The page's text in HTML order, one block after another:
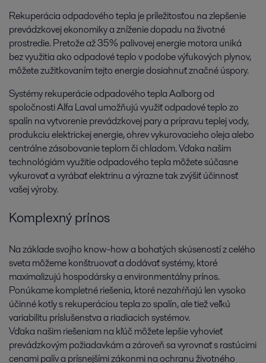
Rekuperácia odpadového tepla je príležitosťou na zlepšenie
prevádzkovej ekonomiky a zníženie dopadu na životné
prostredie. Pretože až 35% palivovej energie motora uniká
bez využitia ako odpadové teplo v podobe výfukových plynov,
môžete zužitkovaním tejto energie dosiahnuť značné úspory.
Systémy rekuperácie odpadového tepla Aalborg od
spoločnosti Alfa Laval umožňujú využiť odpadové teplo zo
spalín na vytvorenie prevádzkovej pary a prípravu teplej vody,
produkciu elektrickej energie, ohrev vykurovacieho oleja alebo
centrálne zásobovanie teplom či chladom. Vďaka našim
technológiám využitie odpadového tepla môžete súčasne
vykurovať a vyrábať elektrinu a výrazne tak zvýšiť účinnosť
vašej výroby.
Komplexný prínos
Na základe svojho know-how a bohatých skúseností z celého
sveta môžeme konštruovať a dodávať systémy, ktoré
maximalizujú hospodársky a environmentálny prínos.
Ponúkame kompletné riešenia, ktoré nezahŕňajú len vysoko
účinné kotly s rekuperáciou tepla zo spalín, ale tiež veľkú
variabilitu príslušenstva a riadiacich systémov.
Vďaka našim riešeniam na kľúč môžete lepšie vyhovieť
prevádzkovým požiadavkám a zároveň sa vyrovnať s rastúcimi
cenami palív a prísnejšími zákonmi na ochranu životného